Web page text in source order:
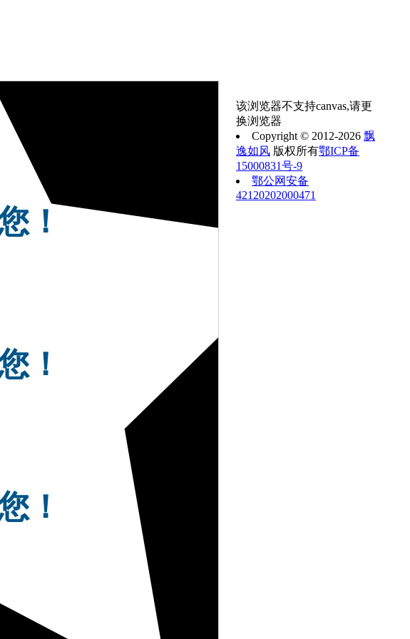
该浏览器不支持canvas,请更
换浏览器
Copyright © 2012-2026 飘
逸如风 版权所有鄂ICP备
15000831号-9
鄂公网安备
42120202000471